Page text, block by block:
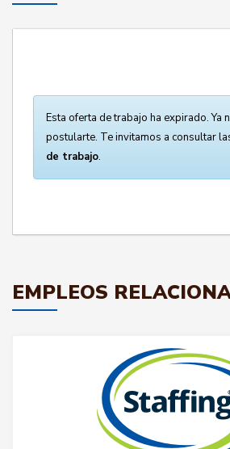
Esta oferta de trabajo ha expirado. Ya
postularte. Te invitamos a consultar
de trabajo.
EMPLEOS